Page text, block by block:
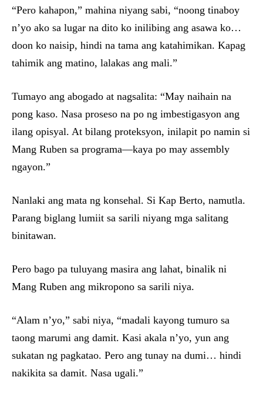
“Pero kahapon,” mahina niyang sabi, “noong tinaboy
n’yo ako sa lugar na dito ko inilibing ang asawa ko…
doon ko naisip, hindi na tama ang katahimikan. Kapag
tahimik ang matino, lalakas ang mali.”
Tumayo ang abogado at nagsalita: “May naihain na
pong kaso. Nasa proseso na po ng imbestigasyon ang
ilang opisyal. At bilang proteksyon, inilapit po namin si
Mang Ruben sa programa—kaya po may assembly
ngayon.”
Nanlaki ang mata ng konsehal. Si Kap Berto, namutla.
Parang biglang lumiit sa sarili niyang mga salitang
binitawan.
Pero bago pa tuluyang masira ang lahat, binalik ni
Mang Ruben ang mikropono sa sarili niya.
“Alam n’yo,” sabi niya, “madali kayong tumuro sa
taong marumi ang damit. Kasi akala n’yo, yun ang
sukatan ng pagkatao. Pero ang tunay na dumi… hindi
nakikita sa damit. Nasa ugali.”